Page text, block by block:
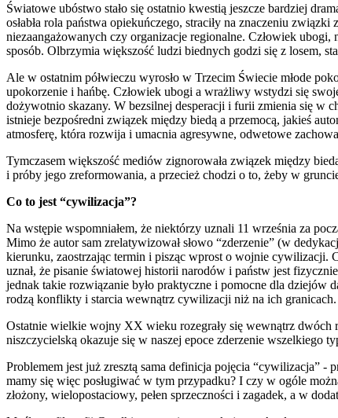
Światowe ubóstwo stało się ostatnio kwestią jeszcze bardziej
osłabła rola państwa opiekuńczego, straciły na znaczeniu
niezaangażowanych czy organizacje regionalne. Człowiek
sposób. Olbrzymia większość ludzi biednych godzi się z losem,
Ale w ostatnim półwieczu wyrosło w Trzecim Świecie młode
upokorzenie i hańbę. Człowiek ubogi a wrażliwy wstydzi się
dożywotnio skazany. W bezsilnej desperacji i furii zmienia się w
istnieje bezpośredni związek między biedą a przemocą, jakieś
atmosferę, która rozwija i umacnia agresywne, odwetowe
Tymczasem większość mediów zignorowała związek między
i próby jego zreformowania, a przecież chodzi o to, żeby w
Co to jest “cywilizacja”?
Na wstępie wspomniałem, że niektórzy uznali 11 września za
Mimo że autor sam zrelatywizował słowo “zderzenie” (w
kierunku, zaostrzając termin i pisząc wprost o wojnie cywilizacji.
uznał, że pisanie światowej historii narodów i państw jest
jednak takie rozwiązanie było praktyczne i pomocne dla dziejów
rodzą konflikty i starcia wewnątrz cywilizacji niż na ich granicach.
Ostatnie wielkie wojny XX wieku rozegrały się wewnątrz dwóch
niszczycielską okazuje się w naszej epoce zderzenie wszelkiego
Problemem jest już zresztą sama definicja pojęcia “cywilizacja”
mamy się więc posługiwać w tym przypadku? I czy w ogóle
złożony, wielopostaciowy, pełen sprzeczności i zagadek, a w